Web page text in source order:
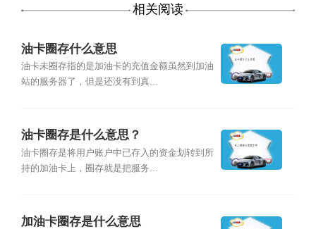
相关阅读
油卡圈存什么意思
油卡未圈存指的是加油卡的充值金额虽然到加油
站的服务器了，但是还没有到真...
油卡圈存是什么意思？
油卡圈存是将用户账户中已存入的资金划转到所
持的加油卡上，圈存就是把服务...
加油卡圈存是什么意思